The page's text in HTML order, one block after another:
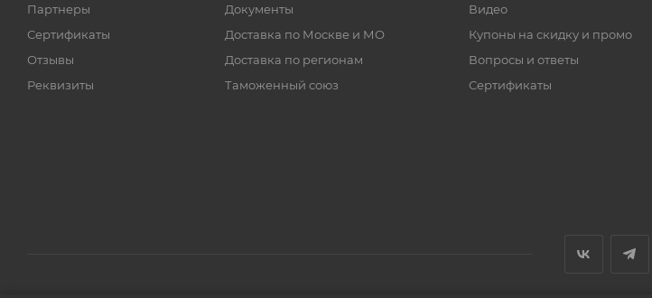
Партнеры
Сертификаты
Отзывы
Реквизиты
Документы
Доставка по Москве и МО
Доставка по регионам
Таможенный союз
Видео
Купоны на скидку и промо
Вопросы и ответы
Сертификаты